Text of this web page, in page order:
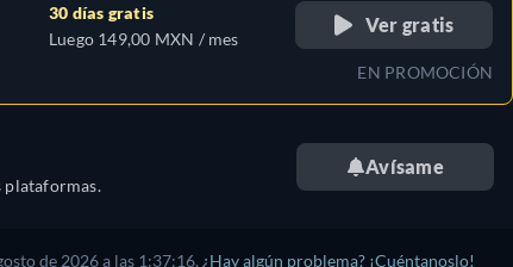
30 días gratis
Luego 149,00 MXN / mes
Ver gratis
EN PROMOCIÓN
plataformas.
Avísame
de 2026 a las 1:37:16. ¿Hay algún problema? ¡Cuéntanoslo!